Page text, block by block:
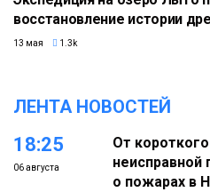
восстановление истории
13 мая 1.3k
ЛЕНТА НОВОСТЕЙ
18:25
06 августа
От
о пожарах в